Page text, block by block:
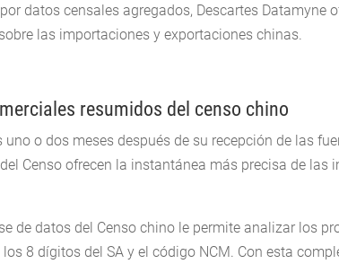
datos censales agregados, Descartes Datamyne
las importaciones y exportaciones chinas.
resumidos del censo chino
uno o dos meses después de su recepción de las
Censo ofrecen la instantánea más precisa de las
de datos del Censo chino le permite analizar los
8 dígitos del SA y el código NCM. Con esta